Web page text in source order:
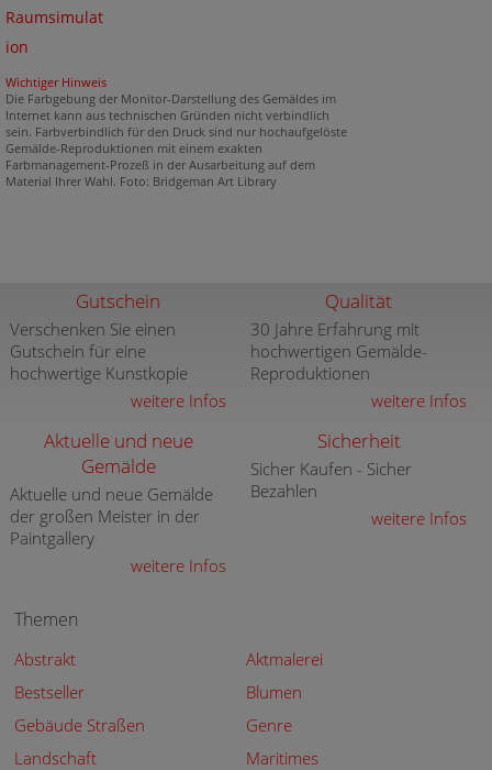
Raumsimulat
ion
Wichtiger Hinweis
Die Farbgebung der Monitor-Darstellung des Gemäldes im
Internet kann aus technischen Gründen nicht verbindlich
sein. Farbverbindlich für den Druck sind nur hochaufgelöste
Gemälde-Reproduktionen mit einem exakten
Farbmanagement-Prozeß in der Ausarbeitung auf dem
Material Ihrer Wahl. Foto: Bridgeman Art Library
Gutschein
Verschenken Sie einen
Gutschein für eine
hochwertige Kunstkopie
weitere Infos
Qualität
30 Jahre Erfahrung mit
hochwertigen Gemälde-
Reproduktionen
weitere Infos
Aktuelle und neue
Gemälde
Aktuelle und neue Gemälde
der großen Meister in der
Paintgallery
weitere Infos
Sicherheit
Sicher Kaufen - Sicher
Bezahlen
weitere Infos
Themen
Abstrakt
Aktmalerei
Bestseller
Blumen
Gebäude Straßen
Genre
Landschaft
Maritimes